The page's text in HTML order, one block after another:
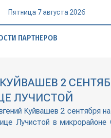
Пятница 7 августа 2026
ПАРТНЕРОВ
2
ЛУЧИСТОЙ
Куйвашев 2 сентября
Лучистой в